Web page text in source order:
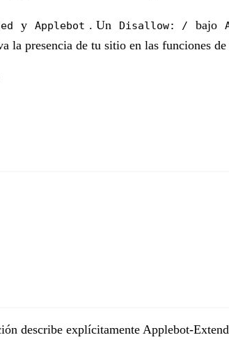
y Applebot . Un Disallow: / bajo
la presencia de tu sitio en las funciones
describe explícitamente Applebot-